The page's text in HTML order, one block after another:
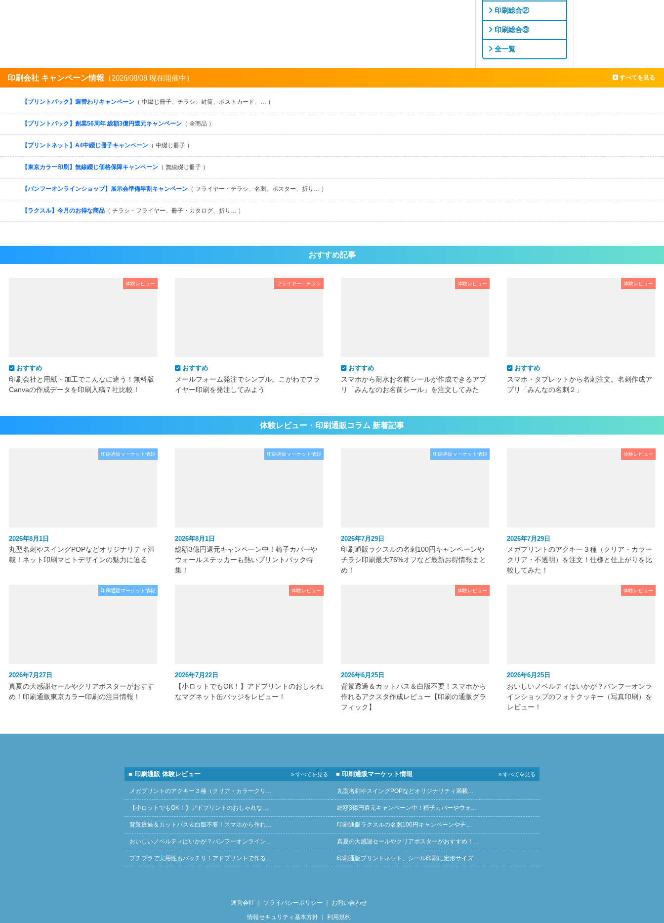
印刷総合②
印刷総合③
全一覧
印刷会社 キャンペーン情報 （2026/08/08 現在開催中） すべてを見る
【プリントパック】週替わりキャンペーン （ 中綴じ冊子、チラシ、封筒、ポストカード、… ）
【プリントパック】創業56周年 総額3億円還元キャンペーン （ 全商品 ）
【プリントネット】A4中綴じ冊子キャンペーン （ 中綴じ冊子 ）
【東京カラー印刷】無線綴じ価格保障キャンペーン （ 無線綴じ冊子 ）
【バンフーオンラインショップ】展示会準備早割キャンペーン （ フライヤー・チラシ、名刺、ポスター、折り… ）
【ラクスル】今月のお得な商品 （ チラシ・フライヤー、冊子・カタログ、折り… ）
おすすめ記事
体験レビュー
おすすめ
印刷会社と用紙・加工でこんなに違う！無料版
Canvaの作成データを印刷入稿７社比較！
フライヤー・チラシ
おすすめ
メールフォーム発注でシンプル。こがわでフラ
イヤー印刷を発注してみよう
体験レビュー
おすすめ
スマホから耐水お名前シールが作成できるアプ
リ「みんなのお名前シール」を注文してみた
体験レビュー
おすすめ
スマホ・タブレットから名刺注文。名刺作成ア
プリ「みんなの名刺２」
体験レビュー・印刷通販コラム 新着記事
印刷通販マーケット情報
2026年8月1日
丸型名刺やスイングPOPなどオリジナリティ満
載！ネット印刷マヒトデザインの魅力に迫る
印刷通販マーケット情報
2026年8月1日
総額3億円還元キャンペーン中！椅子カバーや
ウォールステッカーも熱いプリントパック特
集！
印刷通販マーケット情報
2026年7月29日
印刷通販ラクスルの名刺100円キャンペーンや
チラシ印刷最大76%オフなど最新お得情報まと
め！
体験レビュー
2026年7月29日
メガプリントのアクキー３種（クリア・カラー
クリア・不透明）を注文！仕様と仕上がりを比
較してみた！
印刷通販マーケット情報
2026年7月27日
真夏の大感謝セールやクリアポスターがおすす
め！印刷通販東京カラー印刷の注目情報！
体験レビュー
2026年7月22日
【小ロットでもOK！】アドプリントのおしゃれ
なマグネット缶バッジをレビュー！
体験レビュー
2026年6月25日
背景透過＆カットパス＆白版不要！スマホから
作れるアクスタ作成レビュー【印刷の通販グラ
フィック】
体験レビュー
2026年6月25日
おいしいノベルティはいかが？バンフーオンラ
インショップのフォトクッキー（写真印刷）を
レビュー！
■ 印刷通販 体験レビュー » すべてを見る
メガプリントのアクキー３種（クリア・カラークリ…
【小ロットでもOK！】アドプリントのおしゃれな…
背景透過＆カットパス＆白版不要！スマホから作れ…
おいしいノベルティはいかが？バンフーオンライン…
プチプラで実用性もバッチリ！アドプリントで作る…
■ 印刷通販マーケット情報 » すべてを見る
丸型名刺やスイングPOPなどオリジナリティ満載…
総額3億円還元キャンペーン中！椅子カバーやウォ…
印刷通販ラクスルの名刺100円キャンペーンやチ…
真夏の大感謝セールやクリアポスターがおすすめ！…
印刷通販プリントネット、シール印刷に定形サイズ…
運営会社 ｜ プライバシーポリシー ｜ お問い合わせ
情報セキュリティ基本方針｜ 利用規約